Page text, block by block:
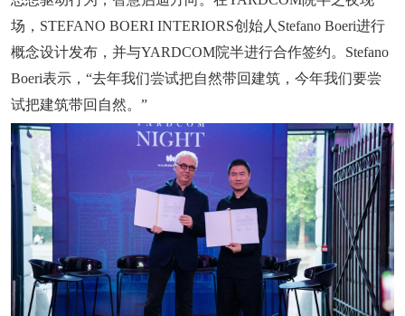
场，STEFANO BOERI INTERIORS创始人Stefano Boeri进行
概念设计发布，并与YARDCOM院半进行合作签约。Stefano
Boeri表示，“去年我们尝试把自然带回建筑，今年我们要尝
试把建筑带回自然。”